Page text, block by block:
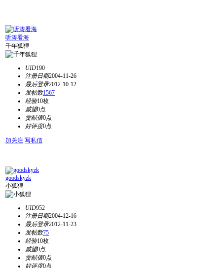
听涛看海
千年狐狸
UID190
注册日期2004-11-26
最后登录2012-10-12
发帖数1567
经验10枚
威望0点
贡献值0点
好评度0点
加关注 写私信
goodskyzk
小狐狸
UID952
注册日期2004-12-16
最后登录2012-11-23
发帖数75
经验10枚
威望0点
贡献值0点
好评度0点